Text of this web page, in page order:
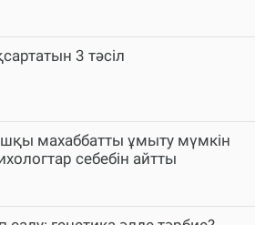
3 тәсіл
махаббатты ұмыту мүмкін
себебін айтты